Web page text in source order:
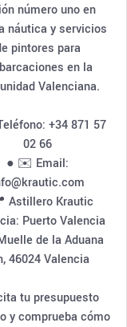
número uno en
náutica y servicios
pintores para
en la
Valenciana.
+34 871 57
02 66
● ✉️ Email:
Astillero Krautic
Puerto Valencia
de la Aduana
46024 Valencia
tu presupuesto
y comprueba cómo